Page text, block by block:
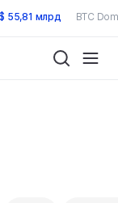
55,81 млрд BTC